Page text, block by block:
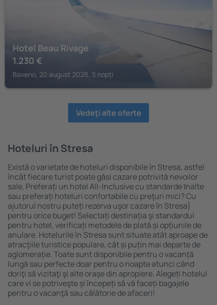
Hotel Beau Rivage
1.230 €
Baveno, 20 august 2026, 5 nopți
Vedeţi alte oferte
Hoteluri în Stresa
Există o varietate de hoteluri disponibile în Stresa, astfel
încât fiecare turist poate găsi cazare potrivită nevoilor
sale. Preferați un hotel All-Inclusive cu standarde ȋnalte
sau preferați hoteluri confortabile cu preţuri mici? Cu
ajutorul nostru puteți rezerva uşor cazare în Stresa}
pentru orice buget! Selectați destinația şi standardul
pentru hotel, verificați metodele de plată și opțiunile de
anulare. Hotelurile în Stresa sunt situate atât aproape de
atracţiile turistice populare, cât și puțin mai departe de
aglomerație. Toate sunt disponibile pentru o vacanță
lungă sau perfecte doar pentru o noapte atunci când
doriţi să vizitaţi şi alte oraşe din apropiere. Alegeți hotelul
care vi se potriveşte și începeți să vă faceți bagajele
pentru o vacanţă sau călătorie de afaceri!